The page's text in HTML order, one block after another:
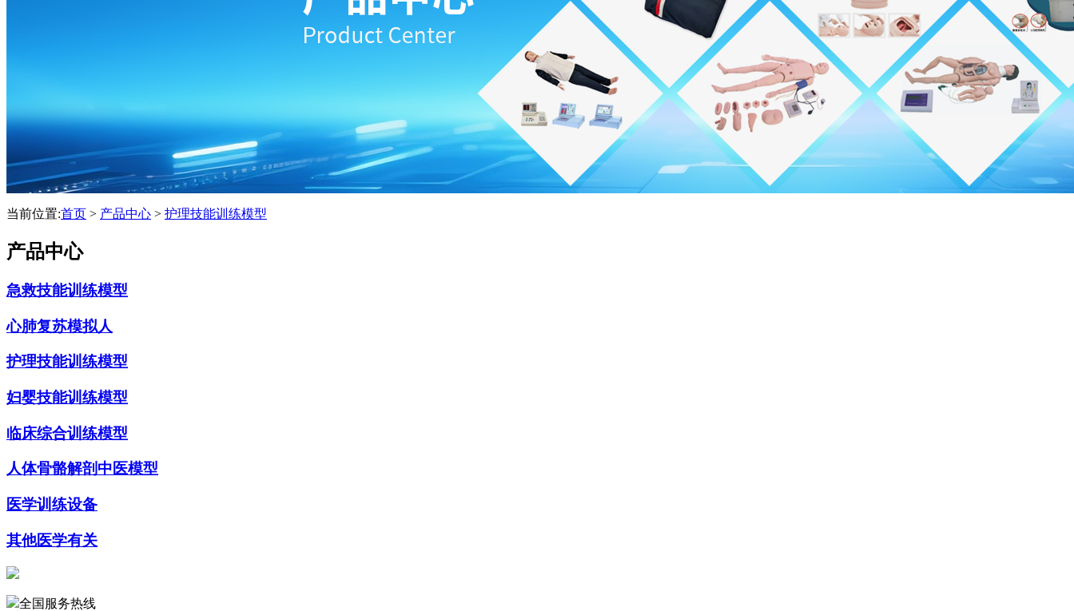
当前位置:首页 > 产品中心 > 护理技能训练模型
产品中心
急救技能训练模型
心肺复苏模拟人
护理技能训练模型
妇婴技能训练模型
临床综合训练模型
人体骨骼解剖中医模型
医学训练设备
其他医学有关
全国服务热线